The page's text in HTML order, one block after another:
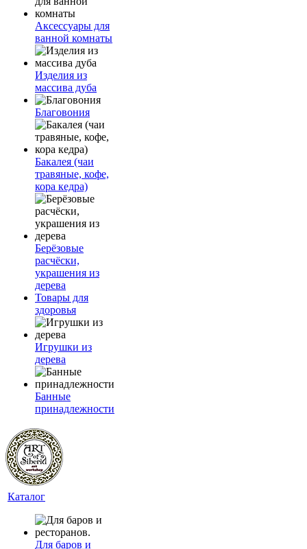
Аксессуары для
ванной комнаты
Изделия из
массива дуба
Благовония
Бакалея (чаи
травяные, кофе,
кора кедра)
Берёзовые
расчёски,
украшения из
дерева
Товары для
здоровья
Игрушки из
дерева
Банные
принадлежности
Каталог
Для баров и